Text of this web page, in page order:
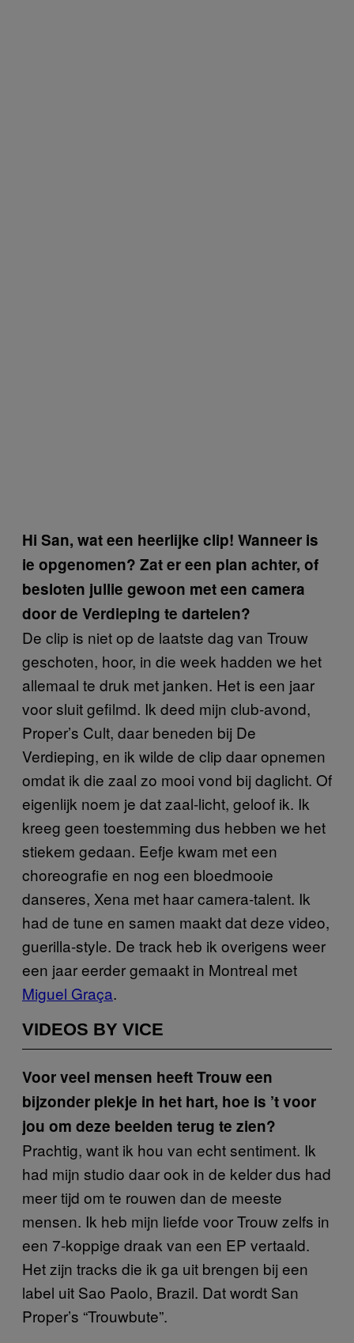
Hi San, wat een heerlijke clip! Wanneer is
ie opgenomen? Zat er een plan achter, of
besloten jullie gewoon met een camera
door de Verdieping te dartelen?
De clip is niet op de laatste dag van Trouw
geschoten, hoor, in die week hadden we het
allemaal te druk met janken. Het is een jaar
voor sluit gefilmd. Ik deed mijn club-avond,
Proper’s Cult, daar beneden bij De
Verdieping, en ik wilde de clip daar opnemen
omdat ik die zaal zo mooi vond bij daglicht. Of
eigenlijk noem je dat zaal-licht, geloof ik. Ik
kreeg geen toestemming dus hebben we het
stiekem gedaan. Eefje kwam met een
choreografie en nog een bloedmooie
danseres, Xena met haar camera-talent. Ik
had de tune en samen maakt dat deze video,
guerilla-style. De track heb ik overigens weer
een jaar eerder gemaakt in Montreal met
Miguel Graça.
VIDEOS BY VICE
Voor veel mensen heeft Trouw een
bijzonder plekje in het hart, hoe is ’t voor
jou om deze beelden terug te zien?
Prachtig, want ik hou van echt sentiment. Ik
had mijn studio daar ook in de kelder dus had
meer tijd om te rouwen dan de meeste
mensen. Ik heb mijn liefde voor Trouw zelfs in
een 7-koppige draak van een EP vertaald.
Het zijn tracks die ik ga uit brengen bij een
label uit Sao Paolo, Brazil. Dat wordt San
Proper’s “Trouwbute”.